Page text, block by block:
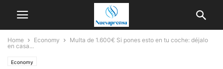
Home Economy
Multa de 1.600€ Si pones esto en tu coche: déjalo
en casa...
Economy